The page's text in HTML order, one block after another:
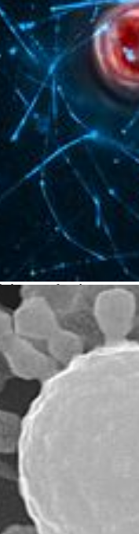
und bestimmen die
– einschließlich
Mechanismen, die
ihrer natürlichen
ungeahnte
Bakterien, die
ihren natürlichen
vielversprechendes
größten Teil der
überraschend wenige
Viele ihrer
Stoffwechselwege bzw.
diese Mikroben
Zentraler Fokus
Wechselwirkungen
zu erforschen, um
Ökosystemen
Potential dieser
bzw. pharmazeutische
des marinen
in marinen
industriell relevanter